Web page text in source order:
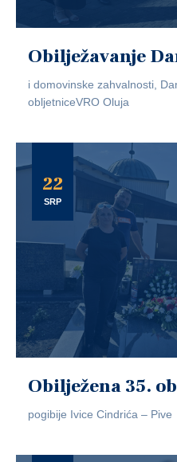
Obilježavanje
i domovinske zahvalnosti,
obljetniceVRO Oluja
22
SRP
Obilježena 35.
pogibije Ivice Cindrića – Pive